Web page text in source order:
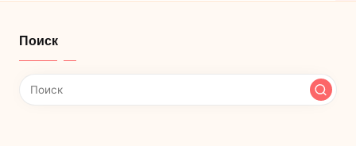
Поиск